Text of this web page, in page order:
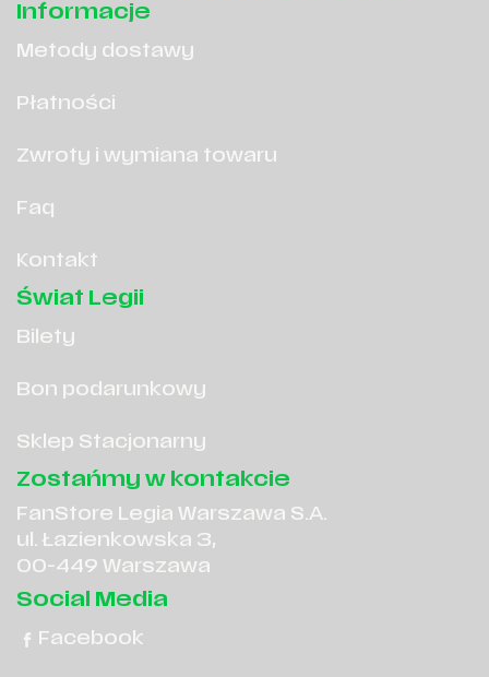
Informacje
Metody dostawy
Płatności
Zwroty i wymiana towaru
Faq
Kontakt
Świat Legii
Bilety
Bon podarunkowy
Sklep Stacjonarny
Zostańmy w kontakcie
FanStore Legia Warszawa S.A.
ul. Łazienkowska 3,
00-449 Warszawa
Social Media
Facebook